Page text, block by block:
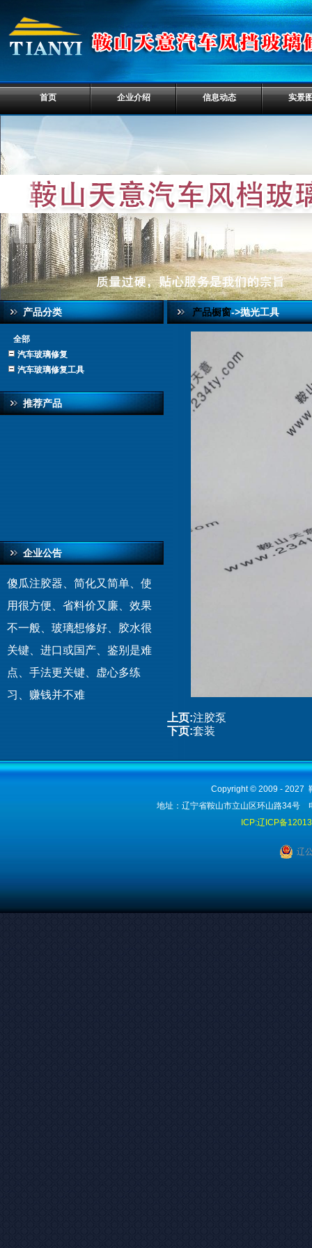
首页 企业介绍 信息动态 实景
产品分类
全部
汽车玻璃修复
汽车玻璃修复工具
推荐产品
企业公告
傻瓜注胶器、简化又简单、使
用很方便、省料价又廉、效果
不一般、玻璃想修好、胶水很
关键、进口或国产、鉴别是难
点、手法更关键、虚心多练
习、赚钱并不难
产品橱窗->抛光工具
上页:注胶泵
下页:套装
Copyright © 2009 - 2027
地址：辽宁省鞍山市立山区环山路34
ICP:辽ICP备
辽